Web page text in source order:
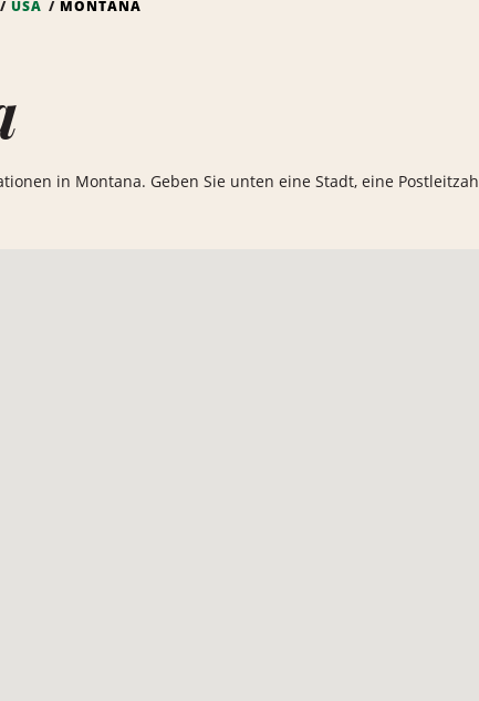
USA MONTANA
in Montana. Geben Sie unten eine Stadt, eine